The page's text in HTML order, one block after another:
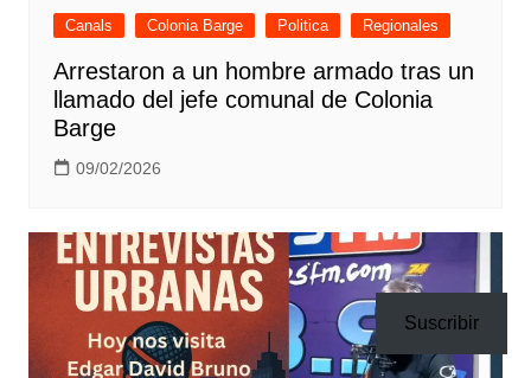
Canals Colonia Barge Politica Regionales
Arrestaron a un hombre armado tras un
llamado del jefe comunal de Colonia
Barge
09/02/2026
Suscribir